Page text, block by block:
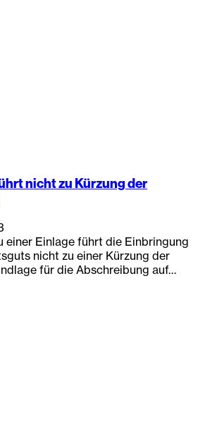
nicht zu Kürzung der
einer Einlage führt die Einbringung
nicht zu einer Kürzung der
für die Abschreibung auf…